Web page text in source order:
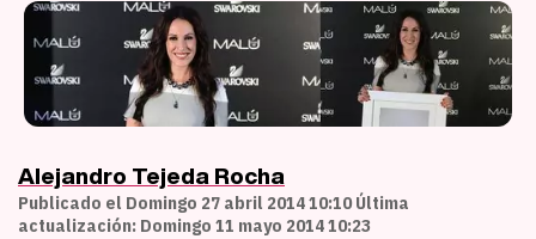
Alejandro Tejeda Rocha
Publicado el Domingo 27 abril 2014 10:10 Última
actualización: Domingo 11 mayo 2014 10:23